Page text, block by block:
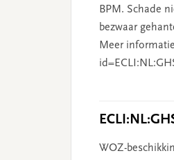
BPM. Schade
bezwaar
Meer
WOZ-